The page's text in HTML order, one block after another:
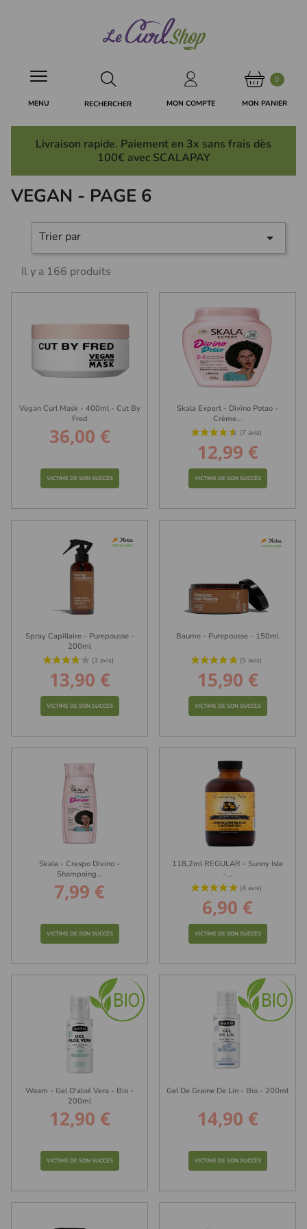
MON COMPTE
0
MON PANIER
RECHERCHER
MENU
Livraison rapide. Paiement en 3x sans frais dès
100€ avec SCALAPAY
VEGAN - PAGE 6
Trier par 
Il y a 166 produits
Vegan Curl Mask - 400ml - Cut By
Fred
Prix
36,00 €
VICTIME DE SON SUCCÈS
Skala Expert - Divino Potao -
Crème...
Prix
12,99 €
VICTIME DE SON SUCCÈS
Spray Capillaire - Purepousse -
200ml
Prix
13,90 €
VICTIME DE SON SUCCÈS
Baume - Purepousse - 150ml
Prix
15,90 €
VICTIME DE SON SUCCÈS
Skala - Crespo Divino -
Shampoing...
Prix
7,99 €
VICTIME DE SON SUCCÈS
118,2ml REGULAR - Sunny Isle
-...
Prix
6,90 €
VICTIME DE SON SUCCÈS
Waam - Gel D'aloé Vera - Bio -
200ml
Prix
12,90 €
VICTIME DE SON SUCCÈS
Gel De Graine De Lin - Bio - 200ml
Prix
14,90 €
VICTIME DE SON SUCCÈS